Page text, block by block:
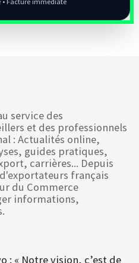
service des
et des professionnels
: Actualités online,
guides pratiques,
carrières... Depuis
français
du Commerce
informations,
: « Notre vision, c’est de